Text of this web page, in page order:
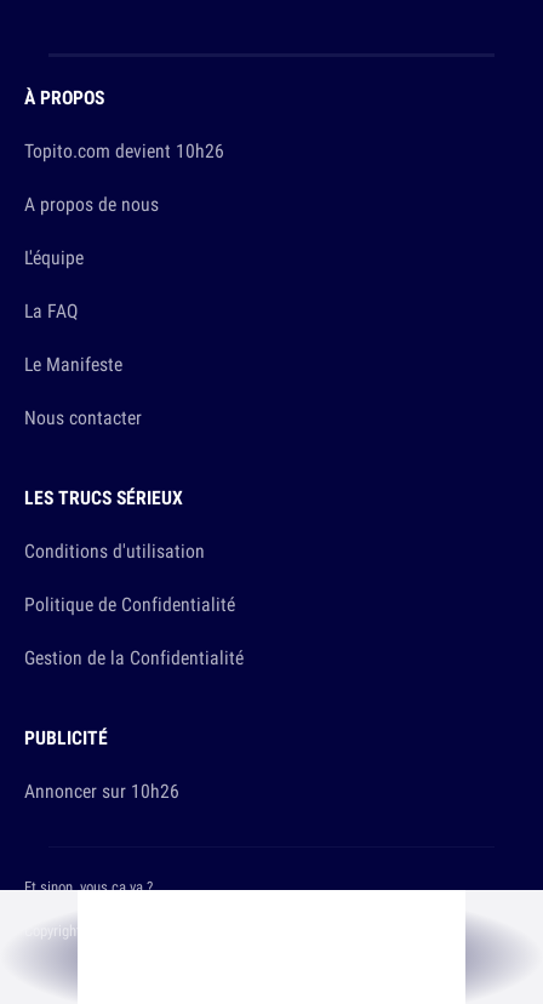
À PROPOS
Topito.com devient 10h26
A propos de nous
L'équipe
La FAQ
Le Manifeste
Nous contacter
LES TRUCS SÉRIEUX
Conditions d'utilisation
Politique de Confidentialité
Gestion de la Confidentialité
PUBLICITÉ
Annoncer sur 10h26
Copyright © 2026 The Original Publishing Studio
Et sinon, vous ça va ?